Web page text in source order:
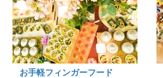
お手軽フィンガーフード